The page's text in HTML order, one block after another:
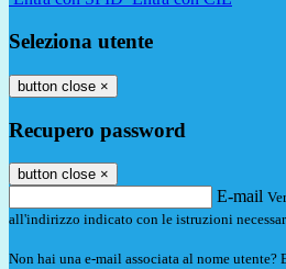
Seleziona utente
button close ×
Recupero password
button close ×
E-mail
all'indirizzo indicato con le istruzioni
Non hai una e-mail associata al nome utente?